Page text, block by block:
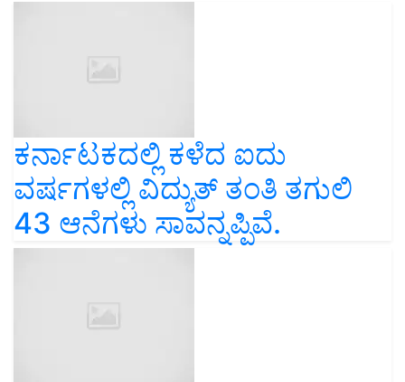
ಕರ್ನಾಟಕದಲ್ಲಿ ಕಳೆದ ಐದು
ವರ್ಷಗಳಲ್ಲಿ ವಿದ್ಯುತ್‌ ತಂತಿ ತಗುಲಿ
43 ಆನೆಗಳು ಸಾವನ್ನಪ್ಪಿವೆ.